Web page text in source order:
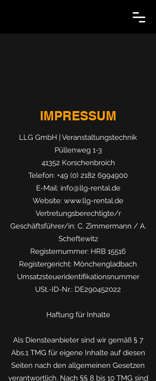
IMPRESSUM
LLG GmbH | Veranstaltungstechnik
Püllenweg 1-3
41352 Korschenbroich
Telefon: +49 (0) 2182 6994900
E-Mail: info@llg-rental.de
Website: www.llg-rental.de
Vertretungsberechtigte/r
Geschäftsführer/in: C. Zimmermann / A.
Scheftewitz
Registernummer: HRB 15516
Registergericht: Mönchengladbach
Umsatzsteueridentifikationsnummer
USt.-ID-Nr.: DE290452022
Haftung für Inhalte
Als Diensteanbieter sind wir gemäß § 7
Abs.1 TMG für eigene Inhalte auf diesen
Seiten nach den allgemeinen Gesetzen
verantwortlich. Nach §§ 8 bis 10 TMG sind